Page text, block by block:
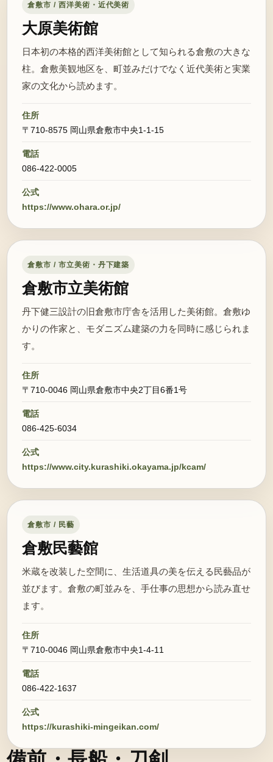
倉敷市 / 西洋美術・近代美術
大原美術館
日本初の本格的西洋美術館として知られる倉敷の大きな
柱。倉敷美観地区を、町並みだけでなく近代美術と実業
家の文化から読めます。
住所
〒710-8575 岡山県倉敷市中央1-1-15
電話
086-422-0005
公式
https://www.ohara.or.jp/
倉敷市 / 市立美術・丹下建築
倉敷市立美術館
丹下健三設計の旧倉敷市庁舎を活用した美術館。倉敷ゆ
かりの作家と、モダニズム建築の力を同時に感じられま
す。
住所
〒710-0046 岡山県倉敷市中央2丁目6番1号
電話
086-425-6034
公式
https://www.city.kurashiki.okayama.jp/kcam/
倉敷市 / 民藝
倉敷民藝館
米蔵を改装した空間に、生活道具の美を伝える民藝品が
並びます。倉敷の町並みを、手仕事の思想から読み直せ
ます。
住所
〒710-0046 岡山県倉敷市中央1-4-11
電話
086-422-1637
公式
https://kurashiki-mingeikan.com/